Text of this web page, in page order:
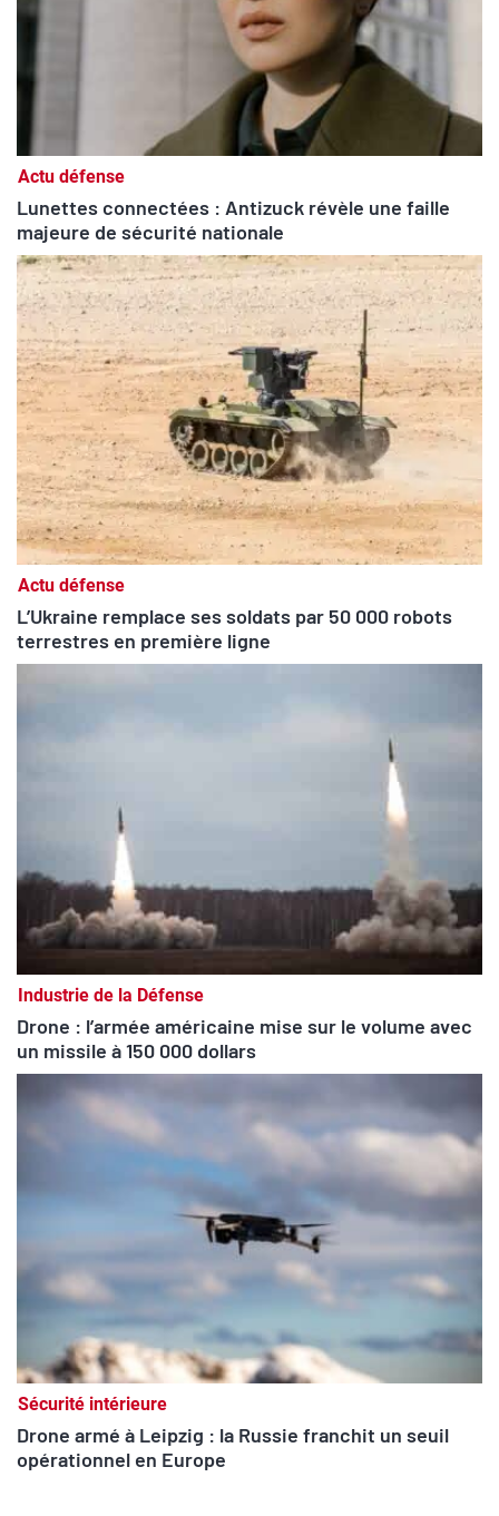
Actu défense
Lunettes connectées : Antizuck révèle une faille
majeure de sécurité nationale
Actu défense
L’Ukraine remplace ses soldats par 50 000 robots
terrestres en première ligne
Industrie de la Défense
Drone : l’armée américaine mise sur le volume avec
un missile à 150 000 dollars
Sécurité intérieure
Drone armé à Leipzig : la Russie franchit un seuil
opérationnel en Europe